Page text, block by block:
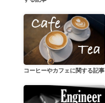
コーヒーやカフェに関する記事